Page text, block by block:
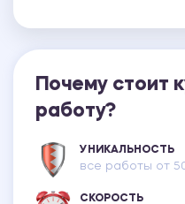
Почему стоит
работу?
УНИКАЛЬНОСТЬ
все работы от
СКОРОСТЬ